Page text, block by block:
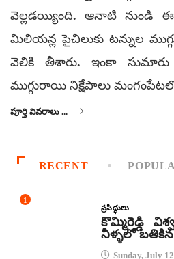
వెల్లడయ్యింది. ఆనాటి నుండి
మిలియన్ల పైచిలుకు టన్నుల
వెలికి తీశారు. ఇంకా
ముగ్గురాయి నిక్షేపాలు
పూర్తి వివరాలు ...
RECENT
1
ప్రసిద్ధులు
కొమ్మిరెడ్డి
నీళ్ళలో
Sunday, July